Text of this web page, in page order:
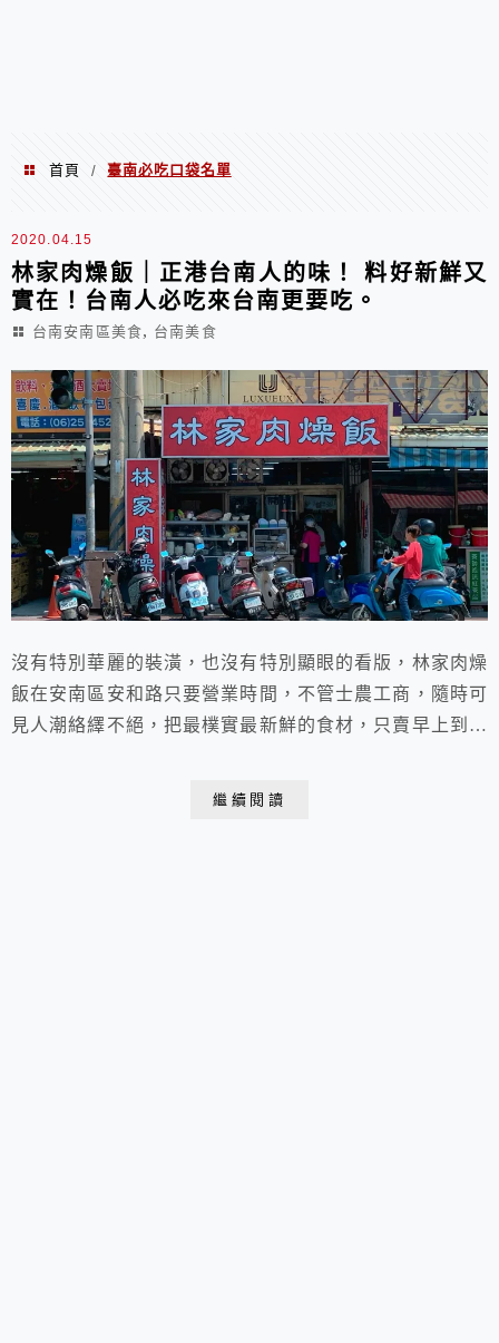
首頁 / 臺南必吃口袋名單
臺南必吃口袋名單
2020.04.15
林家肉燥飯｜正港台南人的味！ 料好新鮮又
實在！台南人必吃來台南更要吃。
台南安南區美食, 台南美食
沒有特別華麗的裝潢，也沒有特別顯眼的看版，林家肉燥
飯在安南區安和路只要營業時間，不管士農工商，隨時可
見人潮絡繹不絕，把最樸實最新鮮的食材，只賣早上到中
繼續閱讀